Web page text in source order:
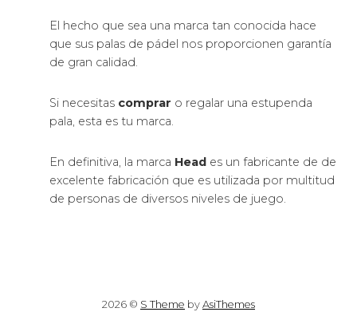
El hecho que sea una marca tan conocida hace
que sus palas de pádel nos proporcionen garantía
de gran calidad.
Si necesitas comprar o regalar una estupenda
pala, esta es tu marca.
En definitiva, la marca Head es un fabricante de de
excelente fabricación que es utilizada por multitud
de personas de diversos niveles de juego.
2026 © S Theme by AsiThemes